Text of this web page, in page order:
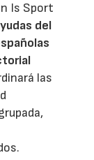
Is Sport
del
las